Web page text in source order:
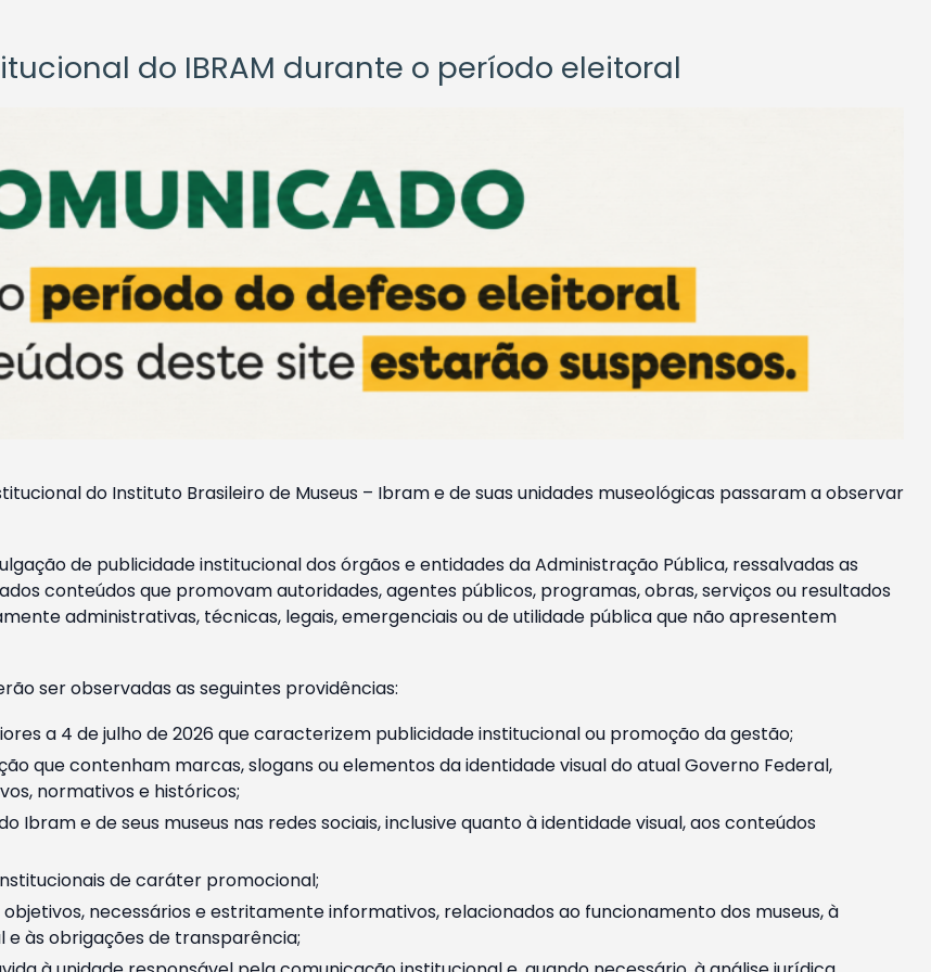
do IBRAM durante o período eleitoral
do Instituto Brasileiro de Museus – Ibram e de suas unidades museológicas passaram a observar
de publicidade institucional dos órgãos e entidades da Administração Pública, ressalvadas as
conteúdos que promovam autoridades, agentes públicos, programas, obras, serviços ou resultados
administrativas, técnicas, legais, emergenciais ou de utilidade pública que não apresentem
ser observadas as seguintes providências:
a 4 de julho de 2026 que caracterizem publicidade institucional ou promoção da gestão;
que contenham marcas, slogans ou elementos da identidade visual do atual Governo Federal,
normativos e históricos;
Ibram e de seus museus nas redes sociais, inclusive quanto à identidade visual, aos conteúdos
de caráter promocional;
necessários e estritamente informativos, relacionados ao funcionamento dos museus, à
às obrigações de transparência;